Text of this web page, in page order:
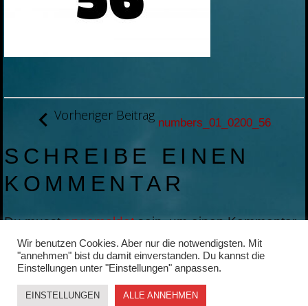
BEITRAGSNAVIGATION
Vorheriger Beitrag numbers_01_0200_56
SCHREIBE EINEN
KOMMENTAR
Du musstangemeldetsein, um einen Kommentar
abzugeben.
Wir benutzen Cookies. Aber nur die notwendigsten. Mit
"annehmen" bist du damit einverstanden. Du kannst die
Einstellungen unter "Einstellungen" anpassen.
EINSTELLUNGEN ALLE ANNEHMEN